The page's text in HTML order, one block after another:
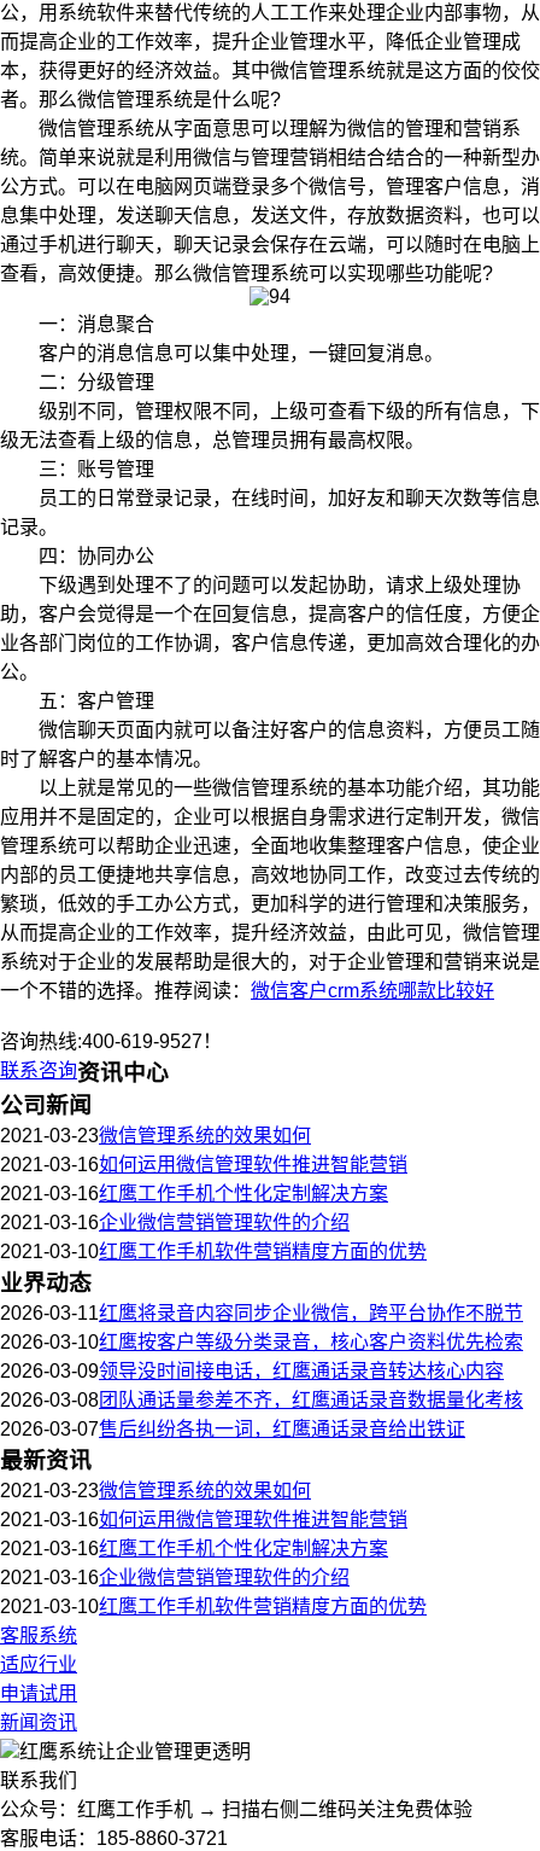
公，用系统软件来替代传统的人工工作来处理企业内部事物，从
而提高企业的工作效率，提升企业管理水平，降低企业管理成
本，获得更好的经济效益。其中微信管理系统就是这方面的佼佼
者。那么微信管理系统是什么呢?
微信管理系统从字面意思可以理解为微信的管理和营销系
统。简单来说就是利用微信与管理营销相结合结合的一种新型办
公方式。可以在电脑网页端登录多个微信号，管理客户信息，消
息集中处理，发送聊天信息，发送文件，存放数据资料，也可以
通过手机进行聊天，聊天记录会保存在云端，可以随时在电脑上
查看，高效便捷。那么微信管理系统可以实现哪些功能呢?
一：消息聚合
客户的消息信息可以集中处理，一键回复消息。
二：分级管理
级别不同，管理权限不同，上级可查看下级的所有信息，下
级无法查看上级的信息，总管理员拥有最高权限。
三：账号管理
员工的日常登录记录，在线时间，加好友和聊天次数等信息
记录。
四：协同办公
下级遇到处理不了的问题可以发起协助，请求上级处理协
助，客户会觉得是一个在回复信息，提高客户的信任度，方便企
业各部门岗位的工作协调，客户信息传递，更加高效合理化的办
公。
五：客户管理
微信聊天页面内就可以备注好客户的信息资料，方便员工随
时了解客户的基本情况。
以上就是常见的一些微信管理系统的基本功能介绍，其功能
应用并不是固定的，企业可以根据自身需求进行定制开发，微信
管理系统可以帮助企业迅速，全面地收集整理客户信息，使企业
内部的员工便捷地共享信息，高效地协同工作，改变过去传统的
繁琐，低效的手工办公方式，更加科学的进行管理和决策服务，
从而提高企业的工作效率，提升经济效益，由此可见，微信管理
系统对于企业的发展帮助是很大的，对于企业管理和营销来说是
一个不错的选择。推荐阅读： 微信客户crm系统哪款比较好
咨询热线:400-619-9527！
联系咨询资讯中心
公司新闻
2021-03-23微信管理系统的效果如何
2021-03-16如何运用微信管理软件推进智能营销
2021-03-16红鹰工作手机个性化定制解决方案
2021-03-16企业微信营销管理软件的介绍
2021-03-10红鹰工作手机软件营销精度方面的优势
业界动态
2026-03-11红鹰将录音内容同步企业微信，跨平台协作不脱节
2026-03-10红鹰按客户等级分类录音，核心客户资料优先检索
2026-03-09领导没时间接电话，红鹰通话录音转达核心内容
2026-03-08团队通话量参差不齐，红鹰通话录音数据量化考核
2026-03-07售后纠纷各执一词，红鹰通话录音给出铁证
最新资讯
2021-03-23微信管理系统的效果如何
2021-03-16如何运用微信管理软件推进智能营销
2021-03-16红鹰工作手机个性化定制解决方案
2021-03-16企业微信营销管理软件的介绍
2021-03-10红鹰工作手机软件营销精度方面的优势
客服系统
适应行业
申请试用
新闻资讯
红鹰系统让企业管理更透明
联系我们
公众号：红鹰工作手机 → 扫描右侧二维码关注免费体验
客服电话：185-8860-3721